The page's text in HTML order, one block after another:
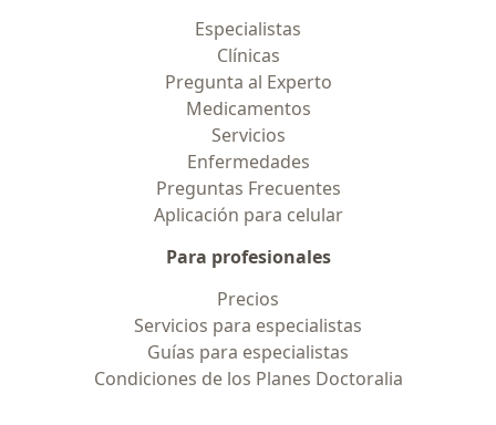
Especialistas
Clínicas
Pregunta al Experto
Medicamentos
Servicios
Enfermedades
Preguntas Frecuentes
Aplicación para celular
Para profesionales
Precios
Servicios para especialistas
Guías para especialistas
Condiciones de los Planes Doctoralia